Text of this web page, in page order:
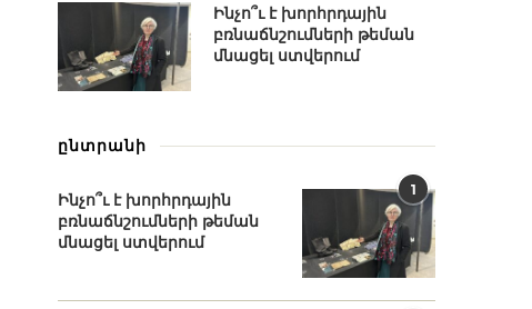
Ինչո՞ւ է խորհրդային
բռնաճնշումների թեման
մնացել ստվերում
ընտրանի
1
Ինչո՞ւ է խորհրդային
բռնաճնշումների թեման
մնացել ստվերում